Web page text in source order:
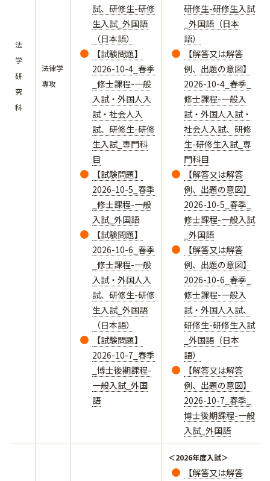
法
学
研
究
科
法律学
専攻
試、研修生-研修
生入試_外国語
（日本語）
【試験問題】
2026-10-4_春季
_修士課程-一般
入試・外国人入
試・社会人入
試、研修生-研修
生入試_専門科
目
【試験問題】
2026-10-5_春季
_修士課程-一般
入試_外国語
【試験問題】
2026-10-6_春季
_修士課程-一般
入試・外国人入
試、研修生-研修
生入試_外国語
（日本語）
【試験問題】
2026-10-7_春季
_博士後期課程-
一般入試_外国
語
研修生-研修生入試
_外国語（日本
語）
【解答又は解答
例、出題の意図】
2026-10-4_春季_
修士課程-一般入
試・外国人入試・
社会人入試、研修
生-研修生入試_専
門科目
【解答又は解答
例、出題の意図】
2026-10-5_春季_
修士課程-一般入試
_外国語
【解答又は解答
例、出題の意図】
2026-10-6_春季_
修士課程-一般入
試・外国人入試、
研修生-研修生入試
_外国語（日本
語）
【解答又は解答
例、出題の意図】
2026-10-7_春季_
博士後期課程-一般
入試_外国語
＜2026年度入試＞
【解答又は解答